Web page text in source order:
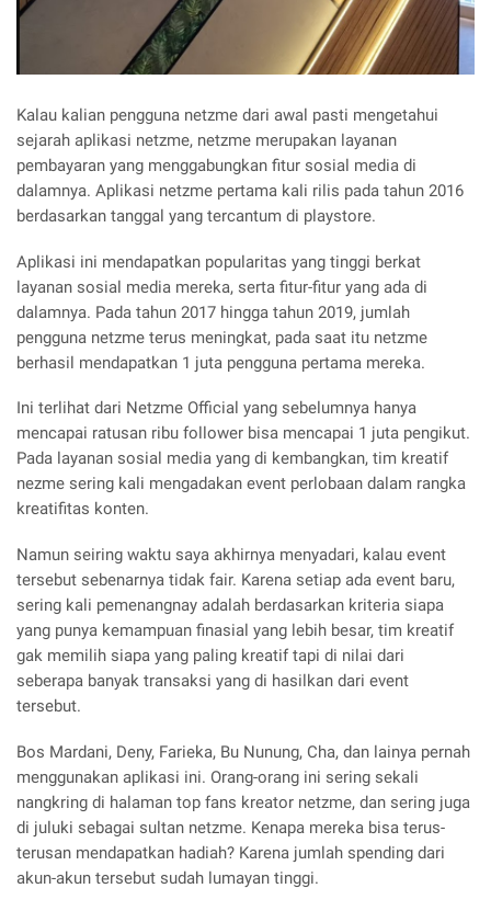
Kalau kalian pengguna netzme dari awal pasti mengetahui
sejarah aplikasi netzme, netzme merupakan layanan
pembayaran yang menggabungkan fitur sosial media di
dalamnya. Aplikasi netzme pertama kali rilis pada tahun 2016
berdasarkan tanggal yang tercantum di playstore.
Aplikasi ini mendapatkan popularitas yang tinggi berkat
layanan sosial media mereka, serta fitur-fitur yang ada di
dalamnya. Pada tahun 2017 hingga tahun 2019, jumlah
pengguna netzme terus meningkat, pada saat itu netzme
berhasil mendapatkan 1 juta pengguna pertama mereka.
Ini terlihat dari Netzme Official yang sebelumnya hanya
mencapai ratusan ribu follower bisa mencapai 1 juta pengikut.
Pada layanan sosial media yang di kembangkan, tim kreatif
nezme sering kali mengadakan event perlobaan dalam rangka
kreatifitas konten.
Namun seiring waktu saya akhirnya menyadari, kalau event
tersebut sebenarnya tidak fair. Karena setiap ada event baru,
sering kali pemenangnay adalah berdasarkan kriteria siapa
yang punya kemampuan finasial yang lebih besar, tim kreatif
gak memilih siapa yang paling kreatif tapi di nilai dari
seberapa banyak transaksi yang di hasilkan dari event
tersebut.
Bos Mardani, Deny, Farieka, Bu Nunung, Cha, dan lainya pernah
menggunakan aplikasi ini. Orang-orang ini sering sekali
nangkring di halaman top fans kreator netzme, dan sering juga
di juluki sebagai sultan netzme. Kenapa mereka bisa terus-
terusan mendapatkan hadiah? Karena jumlah spending dari
akun-akun tersebut sudah lumayan tinggi.